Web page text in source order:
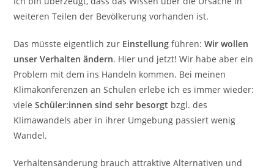
weiteren Teilen der Bevölkerung vorhanden ist.
Das müsste eigentlich zur Einstellung führen:Wir wollen
unser Verhalten ändern. Hier und jetzt! Wir habe aber ein
Problem mit dem ins Handeln kommen. Bei meinen
Klimakonferenzen an Schulen erlebe ich es immer wieder:
vieleSchüler:innen sind sehr besorgt bzgl. des
Klimawandels aber in ihrer Umgebung passiert wenig
Wandel.
Verhaltensänderung brauch attraktive Alternativen und